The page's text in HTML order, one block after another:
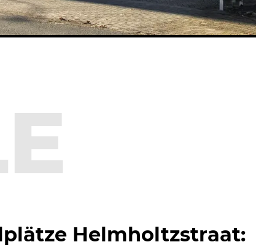
Helmholtzstraat: